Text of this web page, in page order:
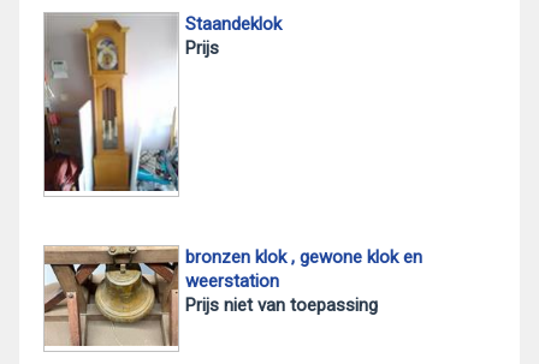
Staandeklok
Prijs
bronzen klok , gewone klok en
weerstation
Prijs niet van toepassing